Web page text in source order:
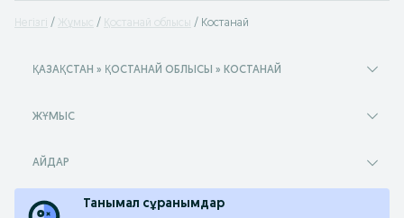
Негізгі Жұмыс Қостанай облысы Костанай
ҚАЗАҚСТАН » ҚОСТАНАЙ ОБЛЫСЫ » КОСТАНАЙ
ЖҰМЫС
АЙДАР
Танымал сұранымдар